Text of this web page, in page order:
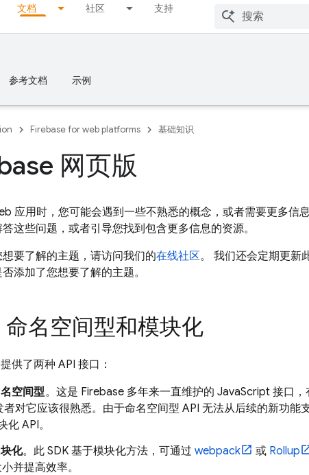
文档 社区 支持
参考文档 示例
Firebase for web platforms 基础知识
网页版
应用时，您可能会遇到一些不熟悉的概念，或者需要更多信
这些问题，或者引导您找到包含更多信息的资源。
要了解的主题，请访问我们的在线社区。 我们还会定期更新
添加了您想要了解的主题。
命名空间型和模块化
供了两种 API 接口：
空间型。这是 Firebase 多年来一直维护的 JavaScript 接口
对它应该很熟悉。由于命名空间型 API 无法从后续的新功能
API。
化。此 SDK 基于模块化方法，可通过 webpack 或 Rollup
并提高效率。